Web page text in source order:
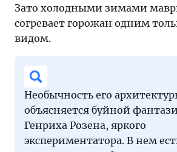
Зато холодными зимами
согревает горожан одним
видом.
Необычность его
объясняется буйной
Генриха Розена, яркого
экспериментатора. В нем